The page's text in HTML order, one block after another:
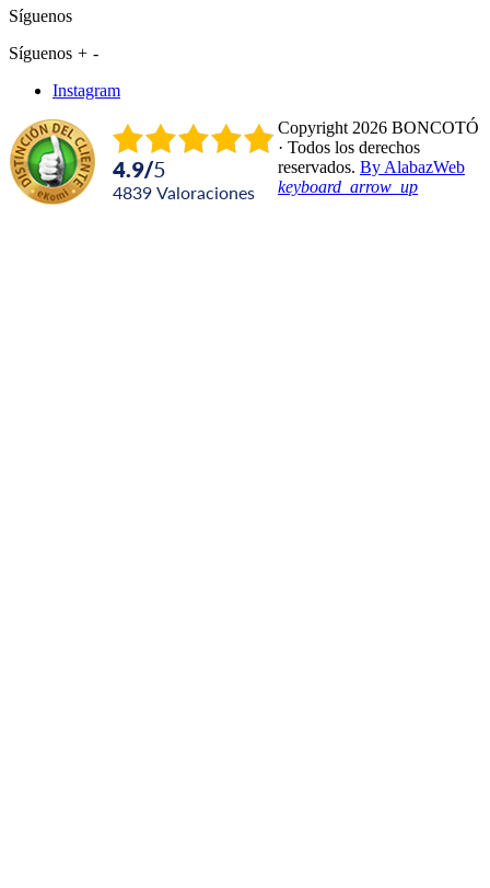
Síguenos
Síguenos + -
Instagram
4.9/5
4839 Valoraciones
Copyright 2026 BONCOTÓ
· Todos los derechos
reservados. By AlabazWeb
keyboard_arrow_up